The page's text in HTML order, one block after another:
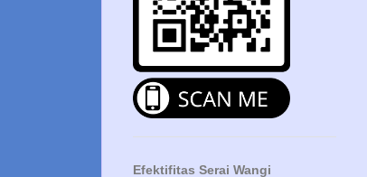
Efektifitas Serai Wangi